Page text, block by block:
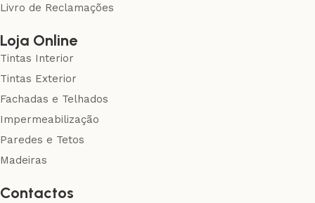
Livro de Reclamações
Loja Online
Tintas Interior
Tintas Exterior
Fachadas e Telhados
Impermeabilização
Paredes e Tetos
Madeiras
Contactos